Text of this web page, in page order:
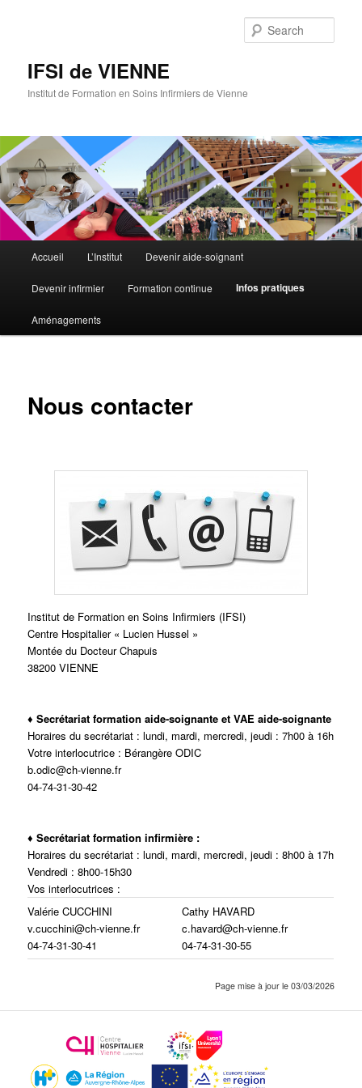
IFSI de VIENNE
Institut de Formation en Soins Infirmiers de Vienne
Skip
to
primary
Accueil L’Institut Devenir aide-soignant
Devenir infirmier Formation continue Infos pratiques
Aménagements
Nous contacter
Institut de Formation en Soins Infirmiers (IFSI)
Centre Hospitalier « Lucien Hussel »
Montée du Docteur Chapuis
38200 VIENNE
♦ Secrétariat formation aide-soignante et VAE aide-soignante
Horaires du secrétariat : lundi, mardi, mercredi, jeudi : 7h00 à 16h
Votre interlocutrice : Bérangère ODIC
b.odic@ch-vienne.fr
04-74-31-30-42
♦ Secrétariat formation infirmière :
Horaires du secrétariat : lundi, mardi, mercredi, jeudi : 8h00 à 17h
Vendredi : 8h00-15h30
Vos interlocutrices :
Valérie CUCCHINI
v.cucchini@ch-vienne.fr
04-74-31-30-41
Cathy HAVARD
c.havard@ch-vienne.fr
04-74-31-30-55
Page mise à jour le 03/03/2026